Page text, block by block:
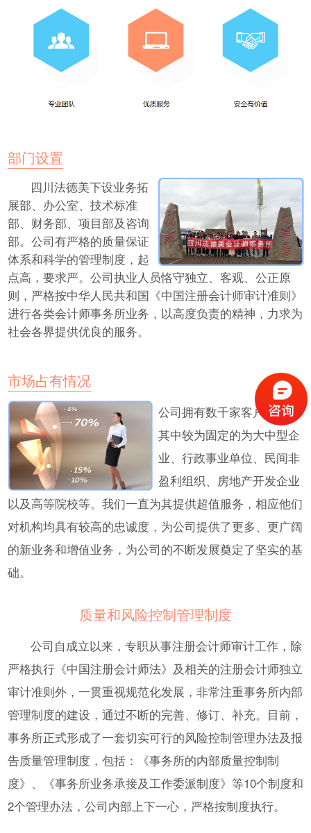
部门设置
四川法德美下设业务拓
展部、办公室、技术标准
部、财务部、项目部及咨询
部。公司有严格的质量保证
体系和科学的管理制度，起
点高，要求严。公司执业人员恪守独立、客观、公正原
则，严格按中华人民共和国《中国注册会计师审计准则》
进行各类会计师事务所业务，以高度负责的精神，力求为
社会各界提供优良的服务。
市场占有情况
公司拥有数千家客户资源，
其中较为固定的为大中型企
业、行政事业单位、民间非
盈利组织、房地产开发企业
以及高等院校等。我们一直为其提供超值服务，相应他们
对机构均具有较高的忠诚度，为公司提供了更多、更广阔
的新业务和增值业务，为公司的不断发展奠定了坚实的基
础。
质量和风险控制管理制度
公司自成立以来，专职从事注册会计师审计工作，除
严格执行《中国注册会计师法》及相关的注册会计师独立
审计准则外，一贯重视规范化发展，非常注重事务所内部
管理制度的建设，通过不断的完善、修订、补充。目前，
事务所正式形成了一套切实可行的风险控制管理办法及报
告质量管理制度，包括：《事务所的内部质量控制制
度》、《事务所业务承接及工作委派制度》等10个制度和
2个管理办法，公司内部上下一心，严格按制度执行。